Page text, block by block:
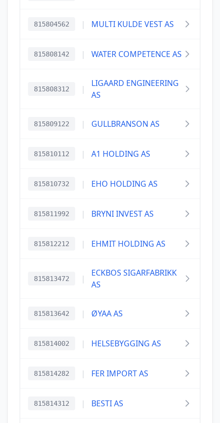
815804562 | MULTI KULDE VEST AS
815808142 | WATER COMPETENCE AS
815808312 |
LIGAARD ENGINEERING
AS
815809122 | GULLBRANSON AS
815810112 | A1 HOLDING AS
815810732 | EHO HOLDING AS
815811992 | BRYNI INVEST AS
815812212 | EHMIT HOLDING AS
815813472 |
ECKBOS SIGARFABRIKK
AS
815813642 | ØYAA AS
815814002 | HELSEBYGGING AS
815814282 | FER IMPORT AS
815814312 | BESTI AS